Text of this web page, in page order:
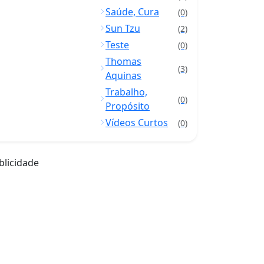
Saúde, Cura (0)
Sun Tzu (2)
Teste (0)
Thomas
Aquinas
(3)
Trabalho,
Propósito
(0)
Vídeos Curtos (0)